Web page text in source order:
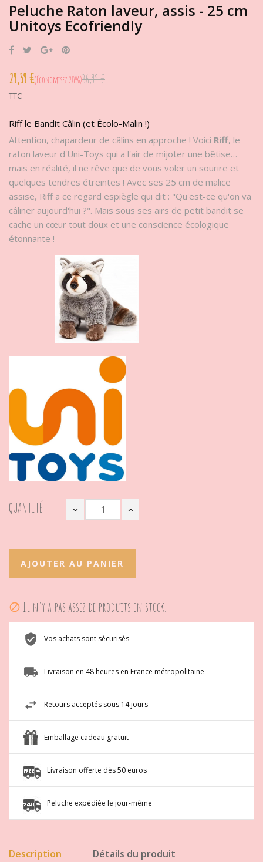
Peluche Raton laveur, assis - 25 cm
Unitoys Ecofriendly
PartagerTweet Google+
29,59 € Économisez 20%36,99 €
TTC
Riff le Bandit Câlin (et Écolo-Malin !)
Attention, chapardeur de câlins en approche ! Voici Riff, le
raton laveur d'Uni-Toys qui a l'air de mijoter une bêtise…
mais en réalité, il ne rêve que de vous voler un sourire et
quelques tendres étreintes ! Avec ses 25 cm de malice
assise, Riff a ce regard espiègle qui dit : "Qu'est-ce qu'on va
câliner aujourd'hui ?". Mais sous ses airs de petit bandit se
cache un cœur tout doux et une conscience écologique
étonnante !
QUANTITÉ
AJOUTER AU PANIER
 Il n'y a pas assez de produits en stock.
Vos achats sont sécurisés
Livraison en 48 heures en France métropolitaine
Retours acceptés sous 14 jours
Emballage cadeau gratuit
Livraison offerte dès 50 euros
Peluche expédiée le jour-même
Description Détails du produit